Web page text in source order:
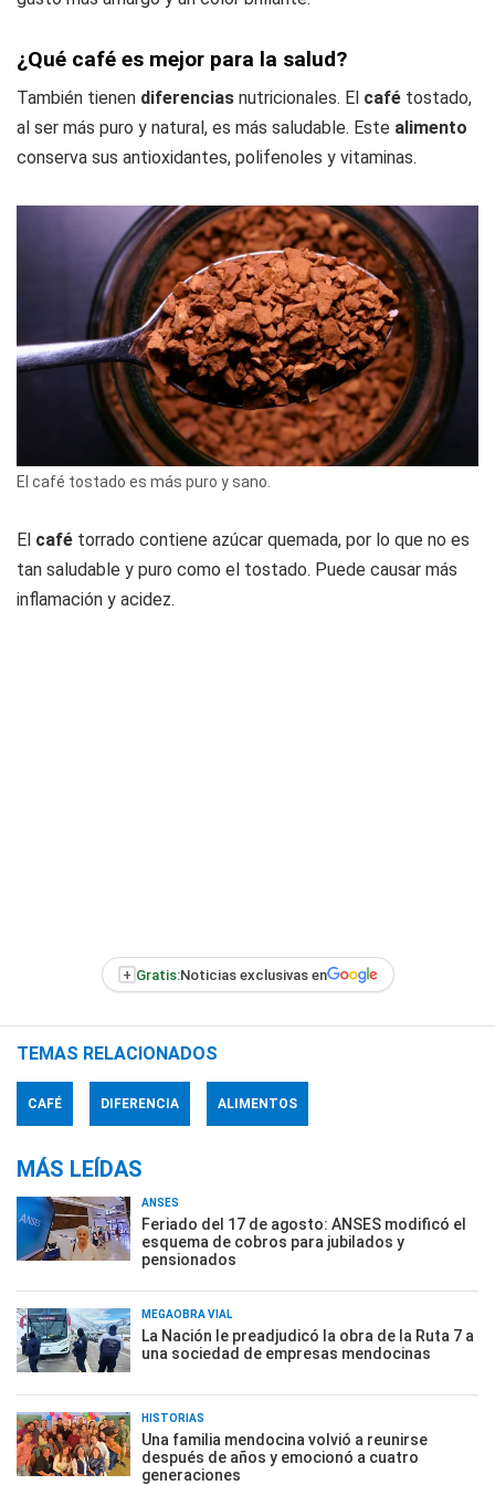
¿Qué café es mejor para la salud?
También tienen diferencias nutricionales. El café tostado,
al ser más puro y natural, es más saludable. Este alimento
conserva sus antioxidantes, polifenoles y vitaminas.
El café tostado es más puro y sano.
El café torrado contiene azúcar quemada, por lo que no es
tan saludable y puro como el tostado. Puede causar más
inflamación y acidez.
+ Gratis:Noticias exclusivas en
TEMAS RELACIONADOS
CAFÉ DIFERENCIA ALIMENTOS
MÁS LEÍDAS
ANSES
Feriado del 17 de agosto: ANSES modificó el
esquema de cobros para jubilados y
pensionados
MEGAOBRA VIAL
La Nación le preadjudicó la obra de la Ruta 7 a
una sociedad de empresas mendocinas
HISTORIAS
Una familia mendocina volvió a reunirse
después de años y emocionó a cuatro
generaciones